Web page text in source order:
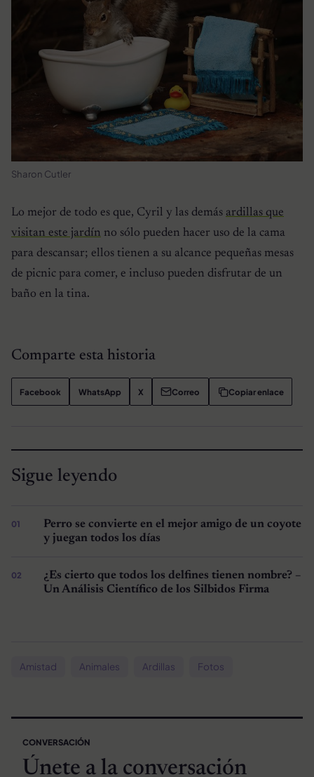
Sharon Cutler
Lo mejor de todo es que, Cyril y las demás ardillas que
visitan este jardín no sólo pueden hacer uso de la cama
para descansar; ellos tienen a su alcance pequeñas mesas
de picnic para comer, e incluso pueden disfrutar de un
baño en la tina.
Comparte esta historia
Facebook WhatsApp X Correo Copiar enlace
Sigue leyendo
Perro se convierte en el mejor amigo de un coyote
y juegan todos los días
¿Es cierto que todos los delfines tienen nombre? –
Un Análisis Científico de los Silbidos Firma
Amistad Animales Ardillas Fotos
CONVERSACIÓN
Únete a la conversación